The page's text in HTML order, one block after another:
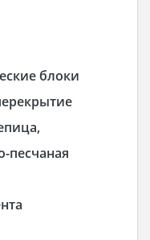
блоки
песчаная